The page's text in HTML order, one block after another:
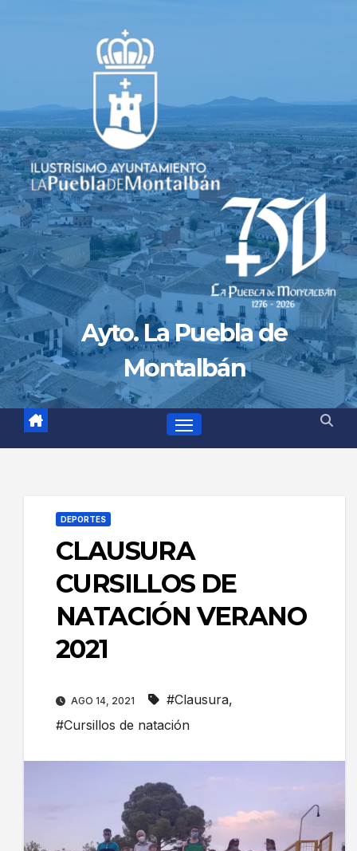
Ayto. La Puebla de
Montalbán
DEPORTES
CLAUSURA
CURSILLOS DE
NATACIÓN VERANO
2021
AGO 14, 2021 #Clausura,
#Cursillos de natación